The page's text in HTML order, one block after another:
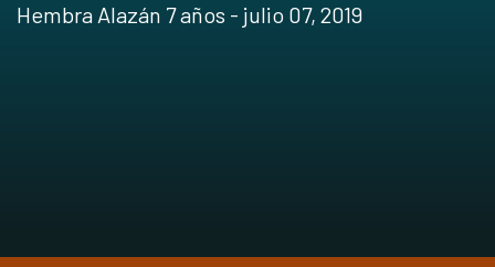
Hembra Alazán 7 años - julio 07, 2019